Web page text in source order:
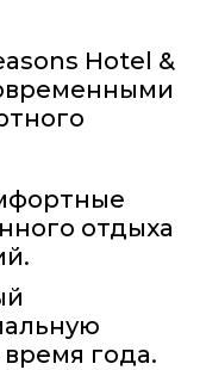
Hotel &
отдыха
года.